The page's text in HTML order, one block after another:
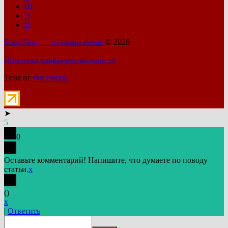
Ш
Э
Я
Song Story — истории песен © 2026
Политика конфиденциальности
Тема от WP Puzzle
➤
5
0
Оставьте комментарий! Напишите, что думаете по поводу
статьи.x
()
x
| Ответить